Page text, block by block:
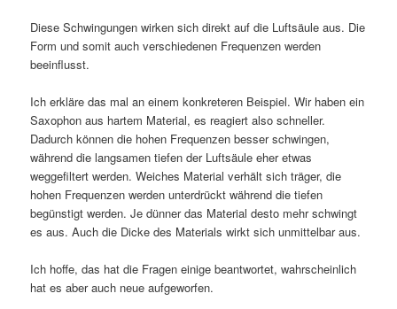
Diese Schwingungen wirken sich direkt auf die Luftsäule aus. Die
Form und somit auch verschiedenen Frequenzen werden
beeinflusst.
Ich erkläre das mal an einem konkreteren Beispiel. Wir haben ein
Saxophon aus hartem Material, es reagiert also schneller.
Dadurch können die hohen Frequenzen besser schwingen,
während die langsamen tiefen der Luftsäule eher etwas
weggefiltert werden. Weiches Material verhält sich träger, die
hohen Frequenzen werden unterdrückt während die tiefen
begünstigt werden. Je dünner das Material desto mehr schwingt
es aus. Auch die Dicke des Materials wirkt sich unmittelbar aus.
Ich hoffe, das hat die Fragen einige beantwortet, wahrscheinlich
hat es aber auch neue aufgeworfen.